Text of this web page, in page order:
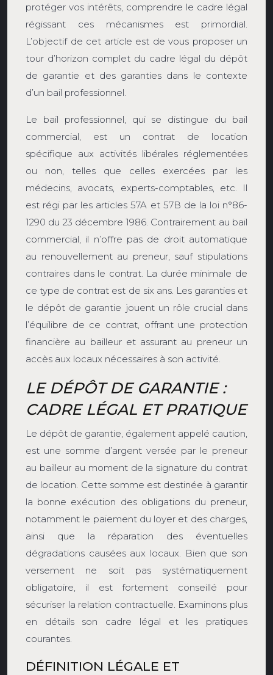
protéger vos intérêts, comprendre le cadre légal
régissant ces mécanismes est primordial.
L’objectif de cet article est de vous proposer un
tour d’horizon complet du cadre légal du dépôt
de garantie et des garanties dans le contexte
d’un bail professionnel.
Le bail professionnel, qui se distingue du bail
commercial, est un contrat de location
spécifique aux activités libérales réglementées
ou non, telles que celles exercées par les
médecins, avocats, experts-comptables, etc. Il
est régi par les articles 57A et 57B de la loi n°86-
1290 du 23 décembre 1986. Contrairement au bail
commercial, il n’offre pas de droit automatique
au renouvellement au preneur, sauf stipulations
contraires dans le contrat. La durée minimale de
ce type de contrat est de six ans. Les garanties et
le dépôt de garantie jouent un rôle crucial dans
l’équilibre de ce contrat, offrant une protection
financière au bailleur et assurant au preneur un
accès aux locaux nécessaires à son activité.
LE DÉPÔT DE GARANTIE :
CADRE LÉGAL ET PRATIQUE
Le dépôt de garantie, également appelé caution,
est une somme d’argent versée par le preneur
au bailleur au moment de la signature du contrat
de location. Cette somme est destinée à garantir
la bonne exécution des obligations du preneur,
notamment le paiement du loyer et des charges,
ainsi que la réparation des éventuelles
dégradations causées aux locaux. Bien que son
versement ne soit pas systématiquement
obligatoire, il est fortement conseillé pour
sécuriser la relation contractuelle. Examinons plus
en détails son cadre légal et les pratiques
courantes.
DÉFINITION LÉGALE ET